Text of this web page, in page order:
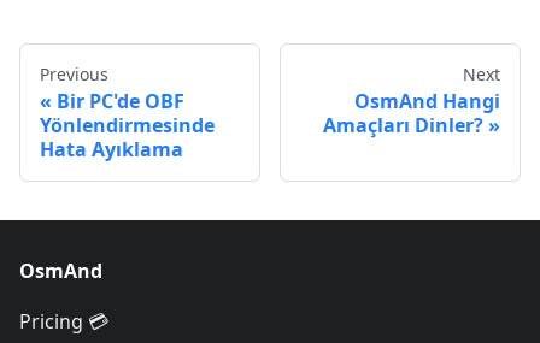
Previous
Bir PC'de OBF
Yönlendirmesinde
Hata Ayıklama
Next
OsmAnd Hangi
Amaçları Dinler?
OsmAnd
Pricing 💳